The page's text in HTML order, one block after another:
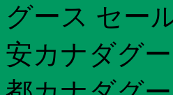
グース セー
安カナダグ